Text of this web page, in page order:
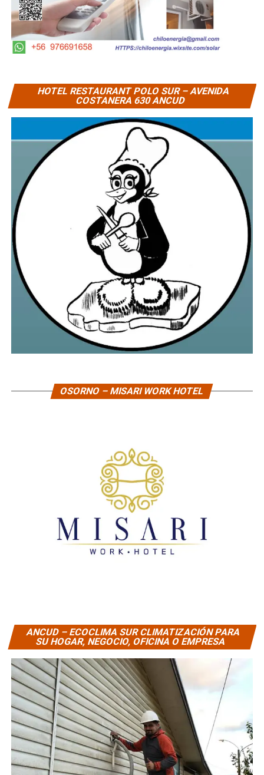
HOTEL RESTAURANT POLO SUR – AVENIDA
COSTANERA 630 ANCUD
OSORNO – MISARI WORK HOTEL
ANCUD – ECOCLIMA SUR CLIMATIZACIÓN PARA
SU HOGAR, NEGOCIO, OFICINA O EMPRESA